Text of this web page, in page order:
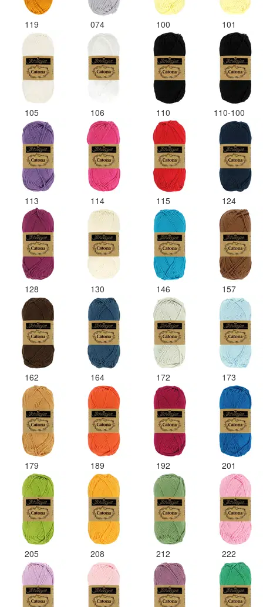
119 074 100 101
105 106 110 110-100
113 114 115 124
128 130 146 157
162 164 172 173
179 189 192 201
205 208 212 222